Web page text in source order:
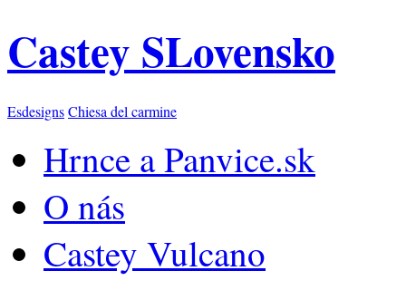
Castey SLovensko
EsdesignsChiesa del carmine
Hrnce a Panvice.sk
O nás
Castey Vulcano